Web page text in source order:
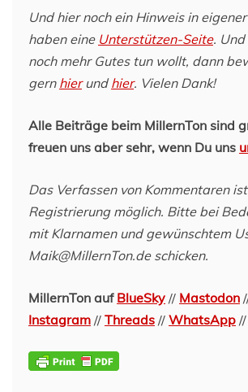
Und hier noch ein Hinweis in
haben eine Unterstützen-Seite. Und
noch mehr Gutes tun wollt, dann
gern hierundhier. Vielen Dank!
Alle Beiträge beim MillernTon sind
freuen uns aber sehr, wenn Du uns
Das Verfassen von Kommentaren
Registrierung möglich. Bitte bei
mit Klarnamen und gewünschtem
Maik@MillernTon.de schicken.
MillernTon auf BlueSky // Mastodon
Instagram // Threads // WhatsApp